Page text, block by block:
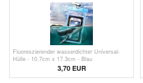
Fluoreszierender wasserdichter Universal-
Hülle - 10.7cm x 17.3cm - Blau
3,70EUR